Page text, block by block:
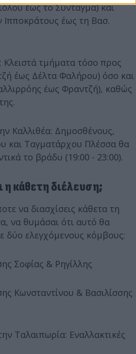
έως το Σύνταγμα) και
Ιπποκράτους έως τη Βασ.
τμήματα τόσο προς
έως Δέλτα Φαλήρου) όσο και
έως Φραντζή), καθώς
Καλλιθέα: Δημοσθένους,
και Ταγματάρχου Πλέσσα θα
το βράδυ (19:00 - 23:00).
η κάθετη διέλευση;
να διασχίσεις κάθετα τη
να θυμάσαι ότι αυτό θα
δύο ελεγχόμενους κόμβους:
Σοφίας & Ρηγίλλης
Κωνσταντίνου & Βασιλίσσης
Ταλαιπωρία: Εναλλακτικές